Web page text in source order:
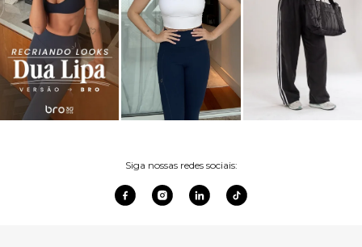
Siga nossas redes sociais: